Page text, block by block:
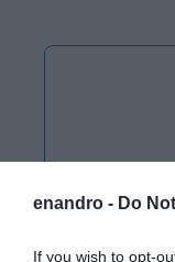
enandro - Do
If you wish to opt-